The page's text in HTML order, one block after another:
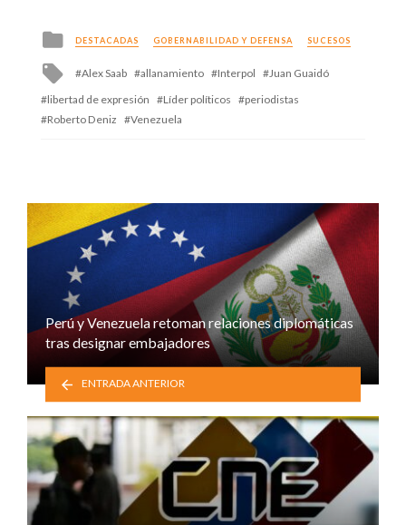
Posted
in
DESTACADAS GOBERNABILIDAD Y DEFENSA SUCESOS
Tagged
Alex Saab allanamiento Interpol
Juan Guaidó
libertad de expresión
Líder políticos
periodistas
Roberto Deniz
Venezuela
Perú y Venezuela retoman relaciones diplomáticas
tras designar embajadores
ENTRADA ANTERIOR